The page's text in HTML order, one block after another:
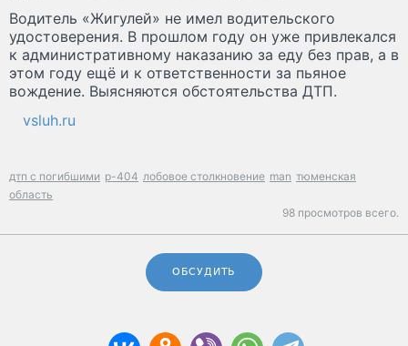
Водитель «Жигулей» не имел водительского
удостоверения. В прошлом году он уже привлекался
к административному наказанию за еду без прав, а в
этом году ещё и к ответственности за пьяное
вождение. Выясняются обстоятельства ДТП.
vsluh.ru
дтп с погибшими р-404 лобовое столкновение man тюменская
область
98 просмотров всего.
ОБСУДИТЬ